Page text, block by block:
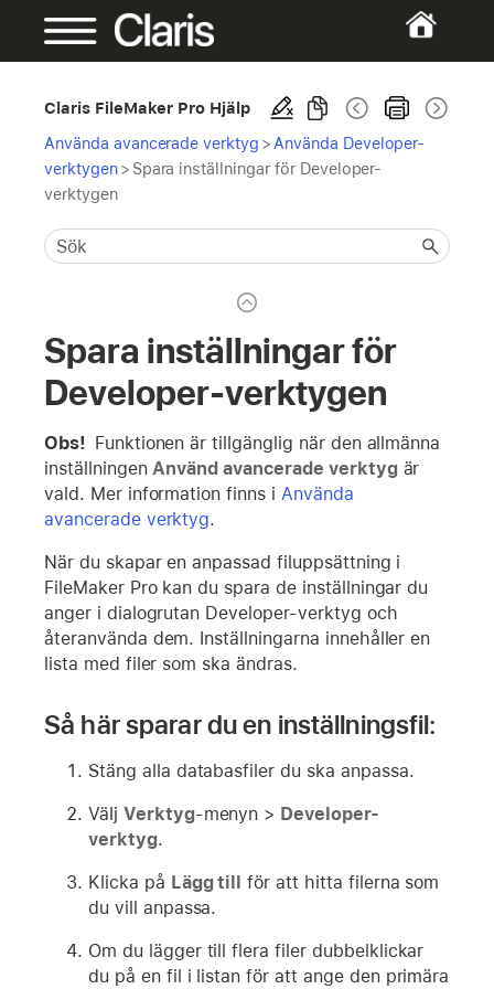
Claris FileMaker Pro Hjälp
Använda avancerade verktyg > Använda Developer-
verktygen> Spara inställningar för Developer-
verktygen
Spara inställningar för
Developer-verktygen
Obs! Funktionen är tillgänglig när den allmänna
inställningenAnvänd avancerade verktygär
vald. Mer information finns i Använda
avancerade verktyg.
När du skapar en anpassad filuppsättning i
FileMaker Pro kan du spara de inställningar du
anger i dialogrutan Developer-verktyg och
återanvända dem. Inställningarna innehåller en
lista med filer som ska ändras.
Så här sparar du en inställningsfil:
Stäng alla databasfiler du ska anpassa.
Välj Verktyg-menyn > Developer-
verktyg.
Klicka på Lägg till för att hitta filerna som
du vill anpassa.
Om du lägger till flera filer dubbelklickar
du på en fil i listan för att ange den primära